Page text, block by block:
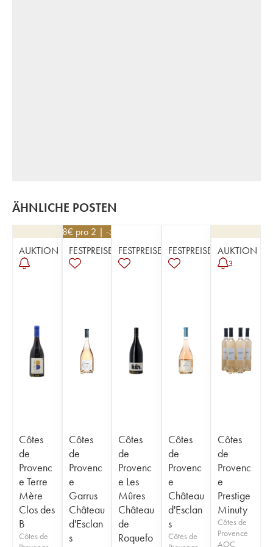
ÄHNLICHE POSTEN
AUKTION
Côtes
de
Provenc
e Terre
Mère
Clos des
B
Côtes de
228€ pro 2 | -5%
FESTPREISE
Côtes
de
Provenc
e
Garrus
Château
d'Esclan
s
FESTPREISE
Côtes
de
Provenc
e Les
Mûres
Château
de
Roquefo
FESTPREISE
Côtes
de
Provenc
e
Château
d'Esclan
s
Côtes de
AUKTION
3
Côtes
de
Provenc
e
Prestige
Minuty
Côtes de
Provence
AOC